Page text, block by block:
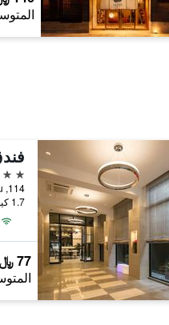
3 نجوم
114, Nishikiomiya-Cho, Nakagyo-ku, كيوتو, اليابان
1.7 كيلومتر عن وسط المدينة
77 ﷼